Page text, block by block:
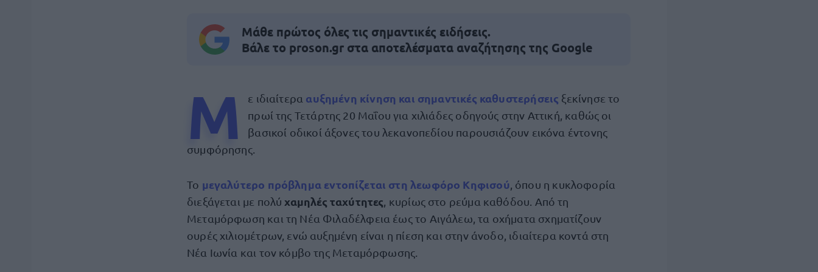
Μάθε πρώτος όλες τις σημαντικές ειδήσεις.
Βάλε το proson.gr στα αποτελέσματα αναζήτησης της Google
Μ ε ιδιαίτερα αυξημένη κίνηση και σημαντικές καθυστερήσεις ξεκίνησε το
πρωί της Τετάρτης 20 Μαΐου για χιλιάδες οδηγούς στην Αττική, καθώς οι
βασικοί οδικοί άξονες του λεκανοπεδίου παρουσιάζουν εικόνα έντονης
συμφόρησης.
Το μεγαλύτερο πρόβλημα εντοπίζεται στη λεωφόρο Κηφισού , όπου η κυκλοφορία
διεξάγεται με πολύ χαμηλές ταχύτητες , κυρίως στο ρεύμα καθόδου. Από τη
Μεταμόρφωση και τη Νέα Φιλαδέλφεια έως το Αιγάλεω, τα οχήματα σχηματίζουν
ουρές χιλιομέτρων, ενώ αυξημένη είναι η πίεση και στην άνοδο, ιδιαίτερα κοντά στη
Νέα Ιωνία και τον κόμβο της Μεταμόρφωσης.